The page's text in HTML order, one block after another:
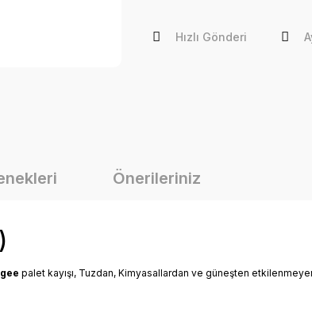
Hızlı Gönderi
Önerileriniz
palet kayışı, Tuzdan, Kimyasallardan ve güneşten